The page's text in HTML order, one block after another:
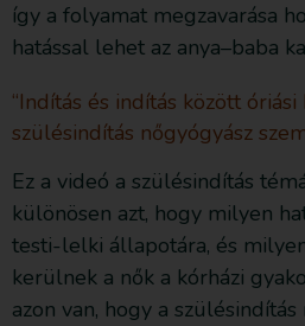
így a folyamat megzavarása
hatással lehet az anya–baba
“Indítás és indítás között
szülésindítás nőgyógyász
Ez a videó a szülésindítás
különösen azt, hogy milyen
testi-lelki állapotára, és
kerülnek a nők a kórházi
azon van, hogy a